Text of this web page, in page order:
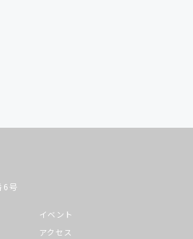
6号
イベント
アクセス